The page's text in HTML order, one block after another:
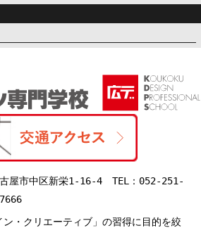
屋市中区新栄1-16-4 TEL：052-251-
・クリエーティブ」の習得に目的を絞